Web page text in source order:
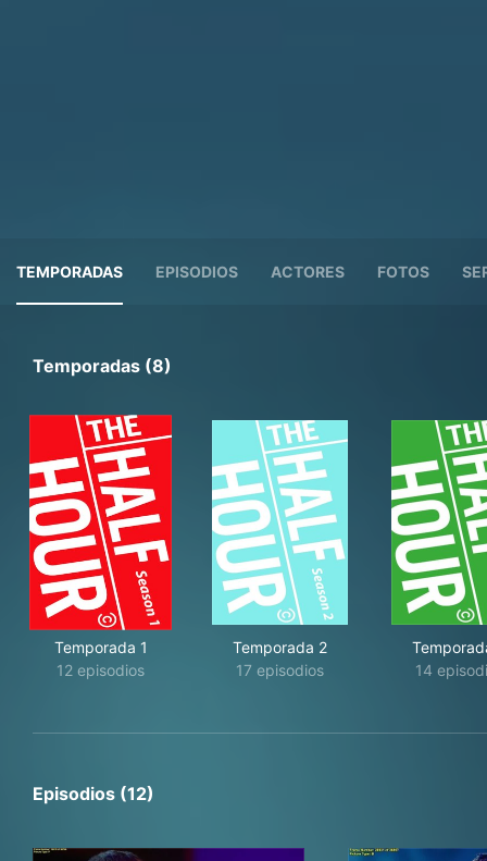
TEMPORADAS EPISODIOS ACTORES FOTOS
Temporadas (8)
Temporada 1
12 episodios
Temporada 2
17 episodios
14
Episodios (12)